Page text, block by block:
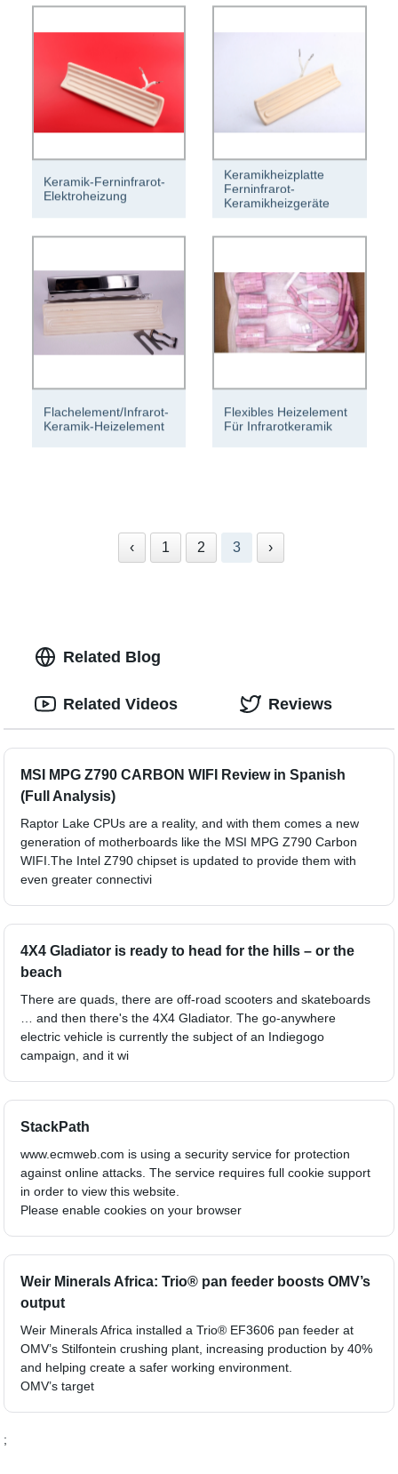
Keramik-Ferninfrarot-
Elektroheizung
Keramikheizplatte
Ferninfrarot-
Keramikheizgeräte
Flachelement/Infrarot-
Keramik-Heizelement
Flexibles Heizelement
Für Infrarotkeramik
‹ 1 2 3 ›
Related Blog
MSI MPG Z790 CARBON WIFI Review in Spanish
(Full Analysis)
Raptor Lake CPUs are a reality, and with them comes a new
generation of motherboards like the MSI MPG Z790 Carbon
WIFI.The Intel Z790 chipset is updated to provide them with
even greater connectivi
4X4 Gladiator is ready to head for the hills – or the
beach
There are quads, there are off-road scooters and skateboards
… and then there's the 4X4 Gladiator. The go-anywhere
electric vehicle is currently the subject of an Indiegogo
campaign, and it wi
StackPath
www.ecmweb.com is using a security service for protection
against online attacks. The service requires full cookie support
in order to view this website.
Please enable cookies on your browser
Weir Minerals Africa: Trio® pan feeder boosts OMV’s
output
Weir Minerals Africa installed a Trio® EF3606 pan feeder at
OMV’s Stilfontein crushing plant, increasing production by 40%
and helping create a safer working environment.
OMV’s target
;
Related Videos Reviews